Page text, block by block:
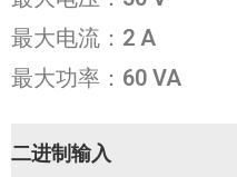
最大电流： 2 A
最大功率： 60 VA
二进制输入